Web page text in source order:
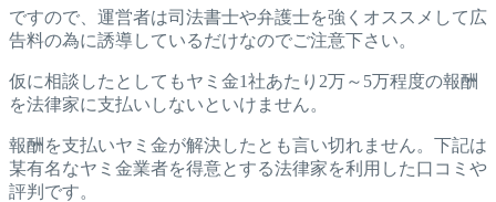
ですので、運営者は司法書士や弁護士を強くオススメして広
告料の為に誘導しているだけなのでご注意下さい。
仮に相談したとしてもヤミ金1社あたり2万～5万程度の報酬
を法律家に支払いしないといけません。
報酬を支払いヤミ金が解決したとも言い切れません。下記は
某有名なヤミ金業者を得意とする法律家を利用した口コミや
評判です。